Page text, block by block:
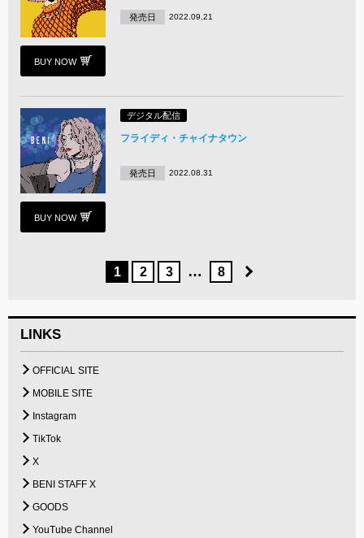
BUY NOW
発売日 2022.09.21
BUY NOW
デジタル配信
フライディ・チャイナタウン
発売日 2022.08.31
1 2 3 … 8
LINKS
OFFICIAL SITE
MOBILE SITE
Instagram
TikTok
X
BENI STAFF X
GOODS
YouTube Channel